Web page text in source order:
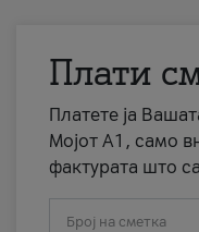
Плати
Платете ја
Мојот А1, само
фактурата што
Број на сметка